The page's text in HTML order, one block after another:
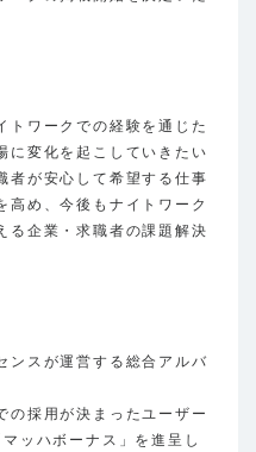
トワークでの経験を通じた
に変化を起こしていきたい
者が安心して希望する仕事
高め、今後もナイトワーク
る企業・求職者の課題解決
ンスが運営する総合アルバ
の採用が決まったユーザー
ッハボーナス」を進呈し